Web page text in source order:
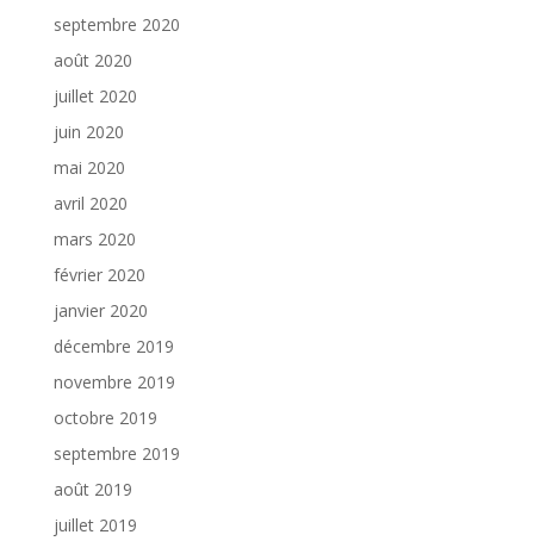
septembre 2020
août 2020
juillet 2020
juin 2020
mai 2020
avril 2020
mars 2020
février 2020
janvier 2020
décembre 2019
novembre 2019
octobre 2019
septembre 2019
août 2019
juillet 2019